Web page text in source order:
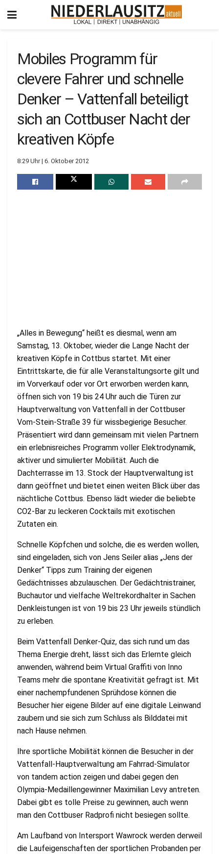
Mobiles Programm für
clevere Fahrer und schnelle
Denker – Vattenfall beteiligt
sich an Cottbuser Nacht der
kreativen Köpfe
8:29 Uhr | 6. Oktober 2012
„Alles in Bewegung“ heißt es diesmal, wenn am
Samstag, 13. Oktober, wieder die Lange Nacht der
kreativen Köpfe in Cottbus startet. Mit einer
Eintrittskarte, die für alle Veranstaltungsorte gilt und
im Vorverkauf oder vor Ort erworben werden kann,
öffnen sich von 19 bis 24 Uhr auch die Türen zur
Hauptverwaltung von Vattenfall in der Cottbuser
Vom-Stein-Straße 39 für wissbegierige Besucher.
Präsentiert wird dann gemeinsam mit vielen Partnern
ein erlebnisreiches Programm voller Elektrodynamik,
aktiver und simulierter Mobilität. Auch die
Dachterrasse im 13. Stock der Hauptverwaltung ist
dann geöffnet und bietet einen weiten Blick über das
nächtliche Cottbus. Ebenso lädt wieder die beliebte
CO2-Bar zu leckeren Cocktails mit exotischen
Zutaten ein.
Schnelle Köpfchen und solche, die es werden wollen,
sind eingeladen, sich von Jens Seiler alias „Jens der
Denker“ Tipps zum Training der eigenen
Gedächtnisses abzulauschen. Der Gedächtnistrainer,
Buchautor und vielfache Weltrekordhalter in Sachen
Denkleistungen ist von 19 bis 23 Uhr jeweils stündlich
zu erleben.
Beim Vattenfall Denker-Quiz, das sich rund um das
Thema Energie dreht, lässt sich das Erlernte gleich
anwenden, während beim Virtual Graffiti von Inno
Teams mehr die spontane Kreativität gefragt ist. Mit
einer nachempfundenen Sprühdose können die
Besucher hier eigene Bilder auf eine digitale Leinwand
zaubern und sie sich zum Schluss als Bilddatei mit
nach Hause nehmen.
Ihre sportliche Mobilität können die Besucher in der
Vattenfall-Hauptverwaltung am Fahrrad-Simulator
von tandem action zeigen und dabei gegen den
Olympia-Medaillengewinner Maximilian Levy antreten.
Dabei gibt es tolle Preise zu gewinnen, auch wenn
man den Cottbuser Radprofi nicht besiegen sollte.
Am Laufband von Intersport Wawrock werden derweil
die Laufeigenschaften der sportlichen Probanden per